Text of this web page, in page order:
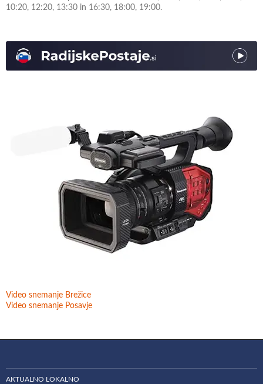
10:20, 12:20, 13:30 in 16:30, 18:00, 19:00.
Video snemanje Brežice
Video snemanje Posavje
AKTUALNO LOKALNO